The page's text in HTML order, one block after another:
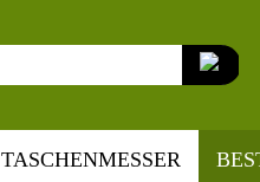
TASCHENMESSER